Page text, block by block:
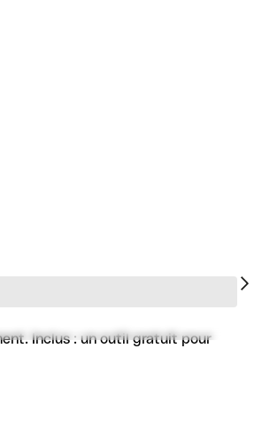
Inclus : un outil gratuit pour